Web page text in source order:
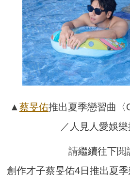
▲蔡旻佑推出夏季戀習曲〈
／人見人愛娛樂
請繼續往下
創作才子蔡旻佑4日推出夏季